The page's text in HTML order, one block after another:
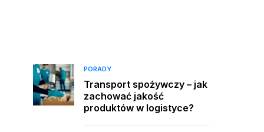
PORADY
Transport spożywczy – jak
zachować jakość
produktów w logistyce?